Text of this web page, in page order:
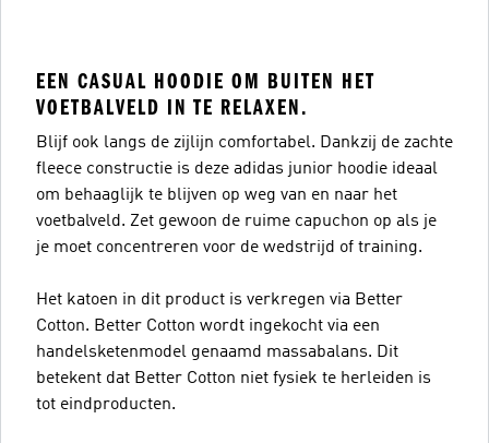
EEN CASUAL HOODIE OM BUITEN HET
VOETBALVELD IN TE RELAXEN.
Blijf ook langs de zijlijn comfortabel. Dankzij de zachte
fleece constructie is deze adidas junior hoodie ideaal
om behaaglijk te blijven op weg van en naar het
voetbalveld. Zet gewoon de ruime capuchon op als je
je moet concentreren voor de wedstrijd of training.
Het katoen in dit product is verkregen via Better
Cotton. Better Cotton wordt ingekocht via een
handelsketenmodel genaamd massabalans. Dit
betekent dat Better Cotton niet fysiek te herleiden is
tot eindproducten.